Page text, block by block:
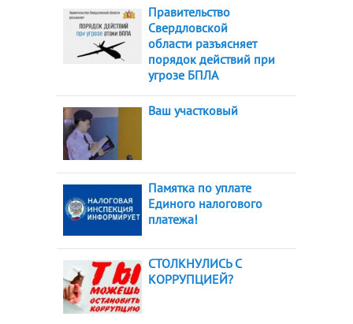
Правительство
Свердловской
области разъясняет
порядок действий при
угрозе БПЛА
Ваш участковый
Памятка по уплате
Единого налогового
платежа!
СТОЛКНУЛИСЬ С
КОРРУПЦИЕЙ?